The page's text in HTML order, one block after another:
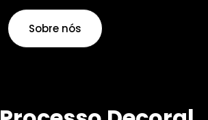
Sobre nós